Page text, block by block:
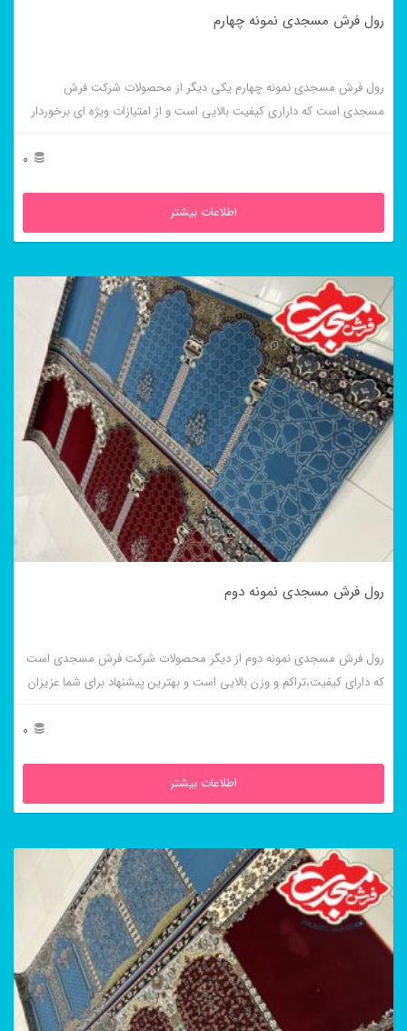
رول فرش مسجدی نمونه چهارم
رول فرش مسجدی نمونه چهارم یکی دیگر از محصولات شرکت فرش
مسجدی است که داراری کیفیت بالایی است و از امتیازات ویژه ای برخوردار
0
اطلاعات بیشتر
رول فرش مسجدی نمونه دوم
رول فرش مسجدی نمونه دوم از دیگر محصولات شرکت فرش مسجدی است
که دارای کیفیت،تراکم و وزن بالایی است و بهترین پیشنهاد برای شما عزیزان
0
اطلاعات بیشتر